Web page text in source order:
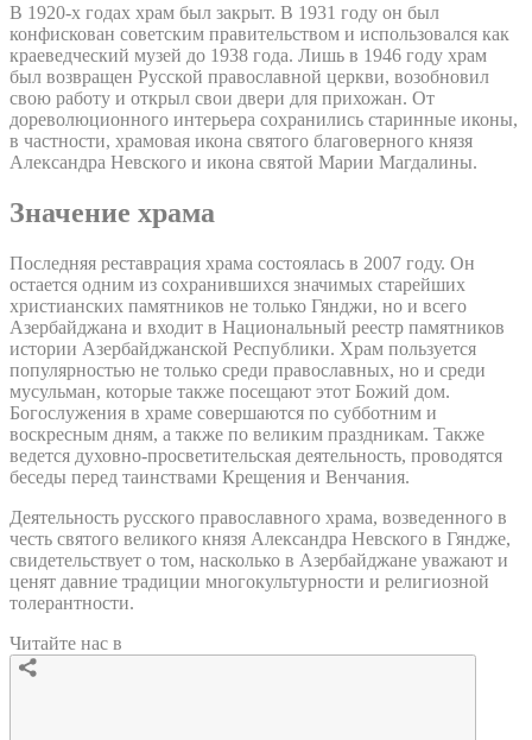
В 1920-х годах храм был закрыт. В 1931 году он был
конфискован советским правительством и использовался как
краеведческий музей до 1938 года. Лишь в 1946 году храм
был возвращен Русской православной церкви, возобновил
свою работу и открыл свои двери для прихожан. От
дореволюционного интерьера сохранились старинные иконы,
в частности, храмовая икона святого благоверного князя
Александра Невского и икона святой Марии Магдалины.
Значение храма
Последняя реставрация храма состоялась в 2007 году. Он
остается одним из сохранившихся значимых старейших
христианских памятников не только Гянджи, но и всего
Азербайджана и входит в Национальный реестр памятников
истории Азербайджанской Республики. Храм пользуется
популярностью не только среди православных, но и среди
мусульман, которые также посещают этот Божий дом.
Богослужения в храме совершаются по субботним и
воскресным дням, а также по великим праздникам. Также
ведется духовно-просветительская деятельность, проводятся
беседы перед таинствами Крещения и Венчания.
Деятельность русского православного храма, возведенного в
честь святого великого князя Александра Невского в Гяндже,
свидетельствует о том, насколько в Азербайджане уважают и
ценят давние традиции многокультурности и религиозной
толерантности.
Читайте нас в